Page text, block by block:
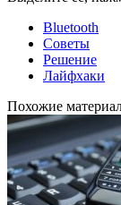
Bluetooth
Советы
Решение
Лайфхаки
Похожие